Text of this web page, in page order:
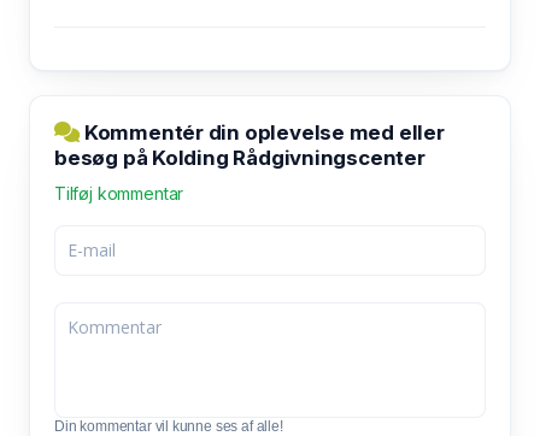
Kommentér din oplevelse med eller
besøg på Kolding Rådgivningscenter
Tilføj kommentar
Din kommentar vil kunne ses af alle!